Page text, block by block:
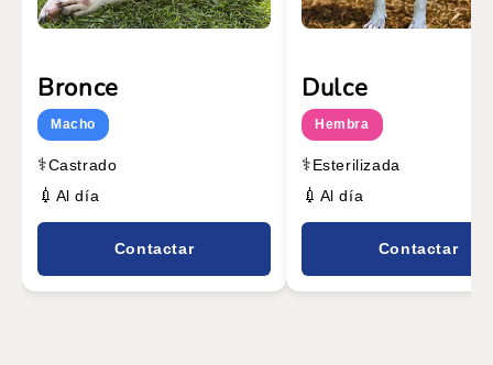
Bronce
Macho
⚕️Castrado
💉 Al día
Contactar
Dulce
Hembra
⚕️Esterilizada
💉 Al día
Contactar